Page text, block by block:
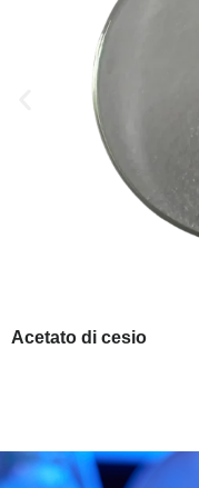
Acetato di cesio